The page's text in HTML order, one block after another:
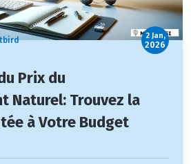
2 Jan,
2026
Prix du
Naturel: Trouvez la
à Votre Budget